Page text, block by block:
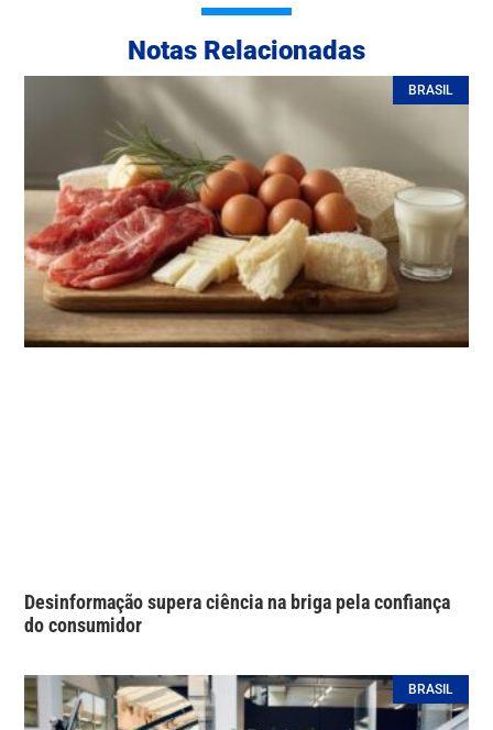
Notas Relacionadas
BRASIL
Desinformação supera ciência na briga pela confiança
do consumidor
BRASIL